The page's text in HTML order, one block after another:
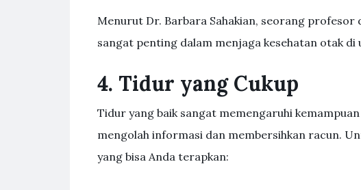
Menurut Dr. Barbara Sahakian, seorang
sangat penting dalam menjaga kesehatan otak di
4. Tidur yang Cukup
Tidur yang baik sangat memengaruhi
mengolah informasi dan membersihkan racun.
yang bisa Anda terapkan: